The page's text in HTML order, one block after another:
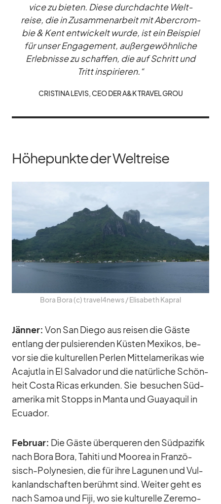
vice zu bie­ten. Diese durch­dachte Welt­
reise, die in Zu­sam­men­ar­beit mit Aber­crom­
bie & Kent ent­wi­ckelt wurde, ist ein Bei­spiel
für un­ser En­ga­ge­ment, au­ßer­ge­wöhn­li­che
Er­leb­nisse zu schaf­fen, die auf Schritt und
Tritt in­spi­rie­ren.“
CRIS­TINA LE­VIS, CEO DER A&K TRA­VEL GROU
Höhepunkte der Weltreise
Bora Bora (c) travel4news /​ Eli­sa­beth Ka­pral
Jän­ner: Von San Diego aus rei­sen die Gäste
ent­lang der pul­sie­ren­den Küs­ten Me­xi­kos, be­
vor sie die kul­tu­rel­len Per­len Mit­tel­ame­ri­kas wie
Aca­jutla in El Sal­va­dor und die na­tür­li­che Schön­
heit Costa Ri­cas er­kun­den. Sie be­su­chen Süd­
ame­rika mit Stopps in Manta und Gua­ya­quil in
Ecua­dor.
Fe­bruar: Die Gäste über­que­ren den Süd­pa­zi­fik
nach Bora Bora, Ta­hiti und Moo­rea in Fran­zö­
sisch-Po­ly­ne­sien, die für ihre La­gu­nen und Vul­
kan­land­schaf­ten be­rühmt sind. Wei­ter geht es
nach Sa­moa und Fiji, wo sie kul­tu­relle Ze­re­mo­